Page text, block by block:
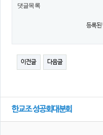
댓글목록
등록된
이전글 다음글
한교조 성공회대분회